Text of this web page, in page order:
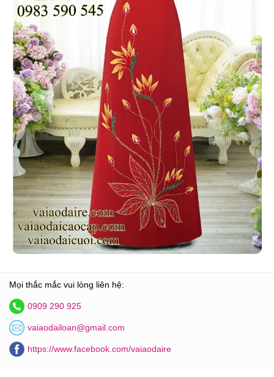
Mọi thắc mắc vui lòng liên hệ:
0909 290 925
vaiaodailoan@gmail.com
https://www.facebook.com/vaiaodaire